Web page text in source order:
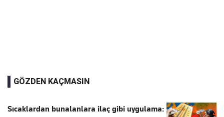
GÖZDEN KAÇMASIN
Sıcaklardan bunalanlara ilaç gibi uygulama: